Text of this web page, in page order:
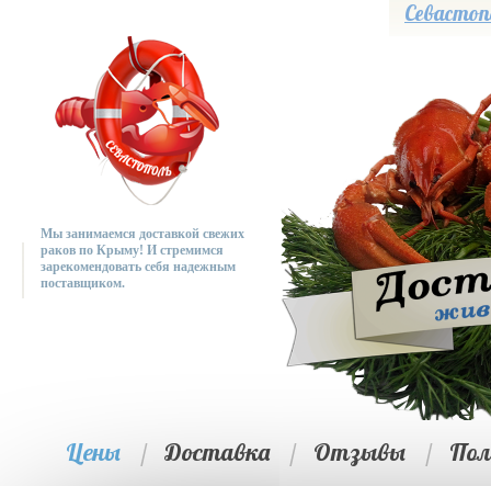
Мы занимаемся доставкой свежих
раков по Крыму! И стремимся
зарекомендовать себя надежным
поставщиком.
Цены / Доставка / Отзывы /